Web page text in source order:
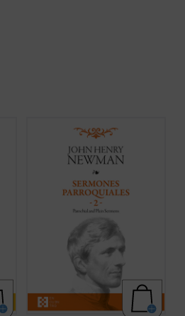
En estos treinta y dos sermones, John
Henry Newman vuelve a poner de
manifiesto su fuerza, frescura y audacia.
Fuerza en la verdad de su mensaje, que es
el mensaje de Dios; frescura en la palabra,
con un lenguaje cercano y familiar que se
aleja del empleado en sus estudios
teológicos; y audacia para acercar al
hombre a lo verdaderamente esencial del